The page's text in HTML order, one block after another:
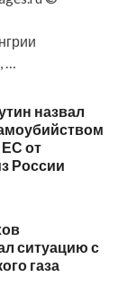
назвал
от
России
ситуацию с
газа